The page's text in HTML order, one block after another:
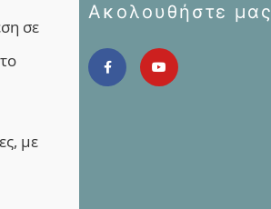
σε
με
Ακολουθήστε μας